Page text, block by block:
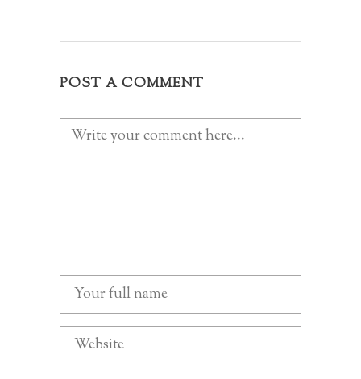
POST A COMMENT